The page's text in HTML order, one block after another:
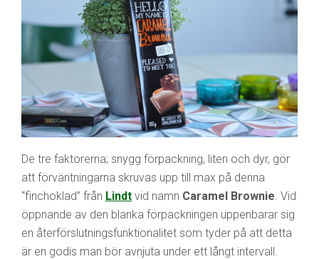
De tre faktorerna; snygg förpackning, liten och dyr, gör
att förväntningarna skruvas upp till max på denna
“finchoklad” från Lindt vid namn Caramel Brownie . Vid
öppnande av den blanka förpackningen uppenbarar sig
en återförslutningsfunktionalitet som tyder på att detta
är en godis man bör avnjuta under ett långt intervall.